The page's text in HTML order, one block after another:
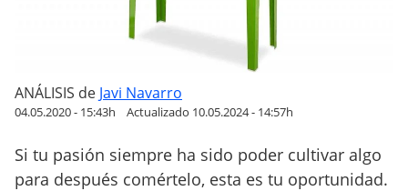
ANÁLISIS de Javi Navarro
04.05.2020 - 15:43h Actualizado 10.05.2024 - 14:57h
Si tu pasión siempre ha sido poder cultivar algo
para después comértelo, esta es tu oportunidad.